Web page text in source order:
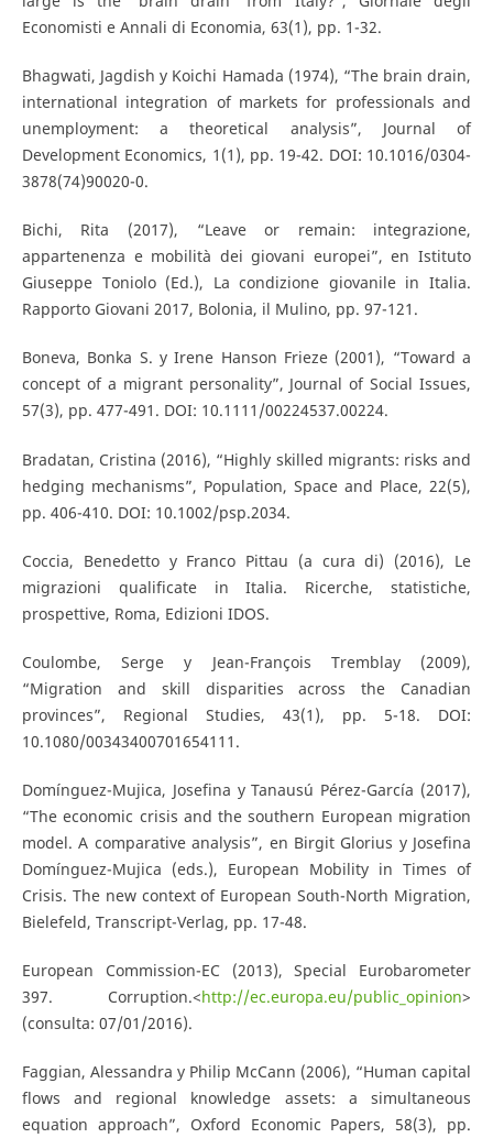
Economisti e Annali di Economia, 63(1), pp. 1-32.
Bhagwati, Jagdish y Koichi Hamada (1974), “The brain drain,
international integration of markets for professionals and
unemployment: a theoretical analysis”, Journal of
Development Economics, 1(1), pp. 19-42. DOI: 10.1016/0304-
3878(74)90020-0.
Bichi, Rita (2017), “Leave or remain: integrazione,
appartenenza e mobilità dei giovani europei”, en Istituto
Giuseppe Toniolo (Ed.), La condizione giovanile in Italia.
Rapporto Giovani 2017, Bolonia, il Mulino, pp. 97-121.
Boneva, Bonka S. y Irene Hanson Frieze (2001), “Toward a
concept of a migrant personality”, Journal of Social Issues,
57(3), pp. 477-491. DOI: 10.1111/00224537.00224.
Bradatan, Cristina (2016), “Highly skilled migrants: risks and
hedging mechanisms”, Population, Space and Place, 22(5),
pp. 406-410. DOI: 10.1002/psp.2034.
Coccia, Benedetto y Franco Pittau (a cura di) (2016), Le
migrazioni qualificate in Italia. Ricerche, statistiche,
prospettive, Roma, Edizioni IDOS.
Coulombe, Serge y Jean-François Tremblay (2009),
“Migration and skill disparities across the Canadian
provinces”, Regional Studies, 43(1), pp. 5-18. DOI:
10.1080/00343400701654111.
Domínguez-Mujica, Josefina y Tanausú Pérez-García (2017),
“The economic crisis and the southern European migration
model. A comparative analysis”, en Birgit Glorius y Josefina
Domínguez-Mujica (eds.), European Mobility in Times of
Crisis. The new context of European South-North Migration,
Bielefeld, Transcript-Verlag, pp. 17-48.
European Commission-EC (2013), Special Eurobarometer
397. Corruption.<http://ec.europa.eu/public_opinion>
(consulta: 07/01/2016).
Faggian, Alessandra y Philip McCann (2006), “Human capital
flows and regional knowledge assets: a simultaneous
equation approach”, Oxford Economic Papers, 58(3), pp.